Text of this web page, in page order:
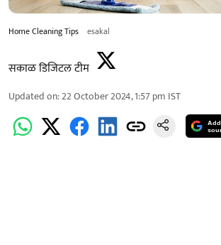
Home Cleaning Tips esakal
सकाळ डिजिटल टीम
Updated on:22 October 2024, 1:57 pm IST